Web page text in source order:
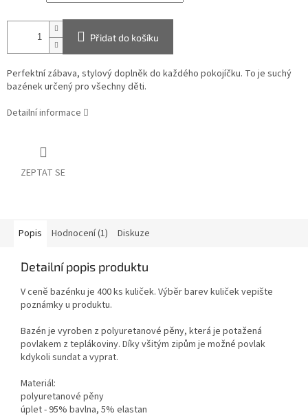
Přidat do košíku
Perfektní zábava, stylový doplněk do každého pokojíčku. To je suchý
bazének určený pro všechny děti.
Detailní informace
ZEPTAT SE
Popis Hodnocení (1) Diskuze
Detailní popis produktu
V ceně bazénku je 400 ks kuliček. Výběr barev kuliček vepište
poznámky u produktu.
Bazén je vyroben z polyuretanové pěny, která je potažená
povlakem z teplákoviny. Díky všitým zipům je možné povlak
kdykoli sundat a vyprat.
Materiál:
polyuretanové pěny
úplet - 95% bavlna, 5% elastan